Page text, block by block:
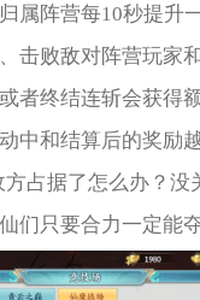
属阵营每10秒提升
击败敌对阵营玩家
者终结连斩会获得
中和结算后的奖励越
方占据了怎么办？没
们只要合力一定能